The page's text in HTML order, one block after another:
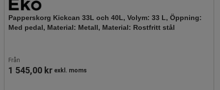
Papperskorg Kickcan 33L och 40L, Volym: 33 L, Öppning:
Med pedal, Material: Metall, Material: Rostfritt stål
Från
1 545,00 kr exkl. moms